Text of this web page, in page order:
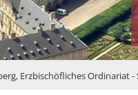
Erzbischöfliches Ordinariat